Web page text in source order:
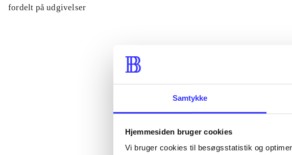
Samtykke
Hjemmesiden bruger cookies
Vi bruger cookies til besøgsstatistik og
fordelt på udgivelser